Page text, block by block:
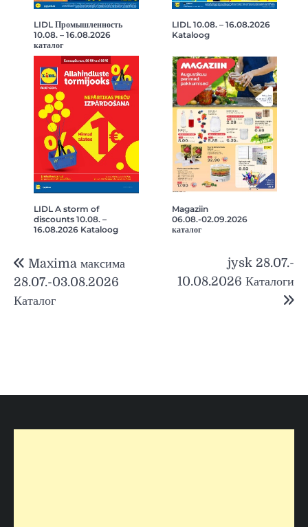
LIDL Промышленность
10.08. – 16.08.2026
каталог
LIDL 10.08. – 16.08.2026
Kataloog
LIDL A storm of
discounts 10.08. –
16.08.2026 Kataloog
Magaziin
06.08.-02.09.2026
каталог
по
записям
Maxima максима
28.07.-03.08.2026
Каталог
jysk 28.07.-
10.08.2026 Каталоги